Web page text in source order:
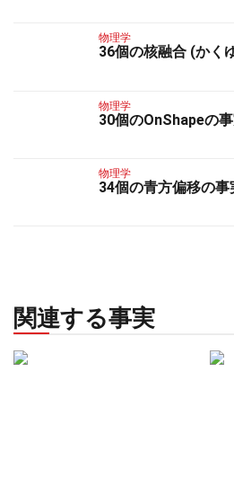
物理学
36個の核融合 (かく
物理学
30個のOnShapeの
物理学
34個の青方偏移の事
関連する事実